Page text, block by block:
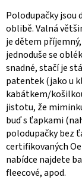
Polodupačky jsou
oblibě. Valná
je dětem
jednoduše se
snadné, stačí je
patentek (jako u
kabátkem/
jistotu, že
buď s ťapkami
polodupačky bez
certifikovaných
nabídce najdete
fleecové, apod.